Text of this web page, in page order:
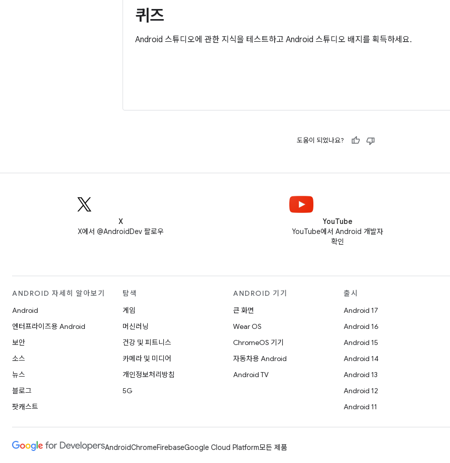
퀴즈
Android 스튜디오에 관한 지식을 테스트하고 Android 스튜디오 배지를 획득하세요.
도움이 되었나요?
X
X에서 @AndroidDev 팔로우
YouTube
YouTube에서 Android 개발자
확인
ANDROID 자세히 알아보기
Android
엔터프라이즈용 Android
보안
소스
뉴스
블로그
팟캐스트
탐색
게임
머신러닝
건강 및 피트니스
카메라 및 미디어
개인정보처리방침
5G
ANDROID 기기
큰 화면
Wear OS
ChromeOS 기기
자동차용 Android
Android TV
출시
Android 17
Android 16
Android 15
Android 14
Android 13
Android 12
Android 11
AndroidChromeFirebaseGoogle Cloud Platform모든 제품